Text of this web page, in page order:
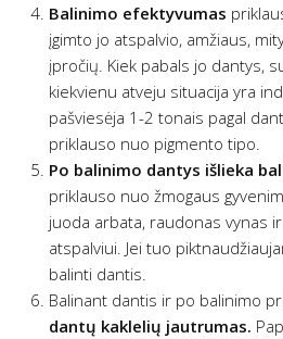
Balinimo efektyvumas
įgimto jo atspalvio, amžiaus,
įpročių. Kiek pabals jo dantys,
kiekvienu atveju situacija yra
pašviesėja 1-2 tonais pagal
priklauso nuo pigmento tipo.
Po balinimo dantys išlieka
priklauso nuo žmogaus
juoda arbata, raudonas vynas
atspalviui. Jei tuo
balinti dantis.
Balinant dantis ir po balinimo
dantų kaklelių jautrumas.